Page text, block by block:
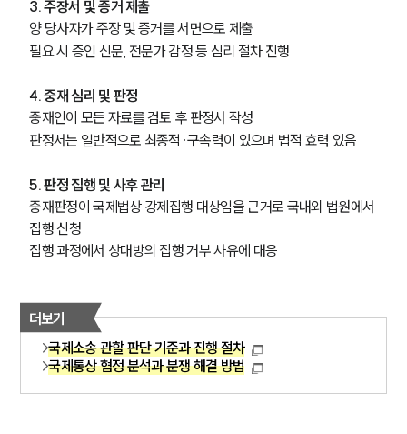
업무분야
관세·국제통상그룹 업무
전체
관세전문변호사
소식/자료
공지사항
법률 블로그
법률서식
뉴스레터/브로슈어
세미나
3. 주장서 및 증거 제출
양 당사자가 주장 및 증거를 서면으로 제출
필요 시 증인 신문, 전문가 감정 등 심리 절차 진행
4. 중재 심리 및 판정
중재인이 모든 자료를 검토 후 판정서 작성
판정서는 일반적으로 최종적·구속력이 있으며 법적 효력 있음
5. 판정 집행 및 사후 관리
중재판정이 국제법상 강제집행 대상임을 근거로 국내외 법원에서
집행 신청
집행 과정에서 상대방의 집행 거부 사유에 대응
더보기
국제소송 관할 판단 기준과 진행 절차
국제통상 협정 분석과 분쟁 해결 방법